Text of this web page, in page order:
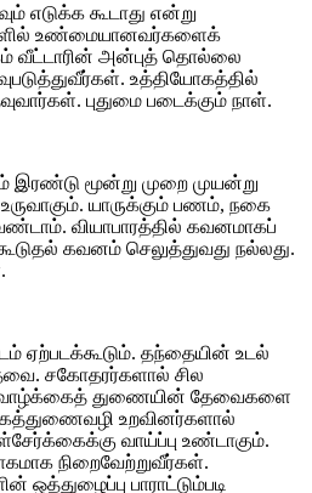
எடுக்க கூடாது என்று
உண்மையானவர்களைக்
வீட்டாரின் அன்புத் தொல்லை
உத்தியோகத்தில்
புதுமை படைக்கும் நாள்.
இரண்டு மூன்று முறை முயன்று
யாருக்கும் பணம், நகை
வியாபாரத்தில் கவனமாகப்
கவனம் செலுத்துவது நல்லது.
ஏற்படக்கூடும். தந்தையின் உடல்
சகோதரர்களால் சில
வாழ்க்கைத் துணையின் தேவைகளை
உறவினர்களால்
வாய்ப்பு உண்டாகும்.
நிறைவேற்றுவீர்கள்.
ஒத்துழைப்பு பாராட்டும்படி